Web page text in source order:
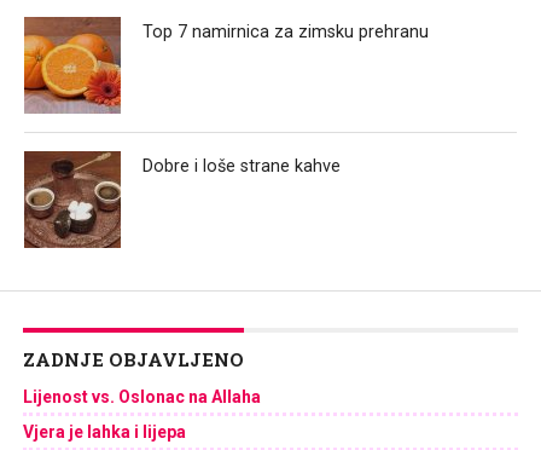
Top 7 namirnica za zimsku prehranu
Dobre i loše strane kahve
ZADNJE OBJAVLJENO
Lijenost vs. Oslonac na Allaha
Vjera je lahka i lijepa